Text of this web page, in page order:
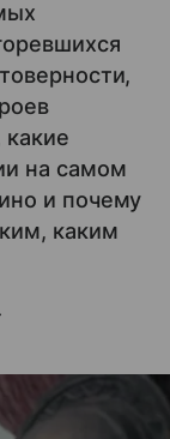
какие
на самом
и почему
каким